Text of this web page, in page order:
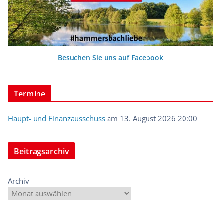
Besuchen Sie uns auf Facebook
Termine
Haupt- und Finanzausschuss am 13. August 2026 20:00
Beitragsarchiv
Archiv